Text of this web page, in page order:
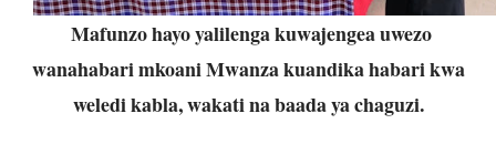
Mafunzo hayo yalilenga kuwajengea uwezo
wanahabari mkoani Mwanza kuandika habari kwa
weledi kabla, wakati na baada ya chaguzi.